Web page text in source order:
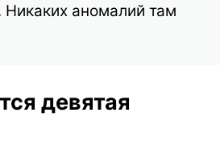
аномалий там
девятая